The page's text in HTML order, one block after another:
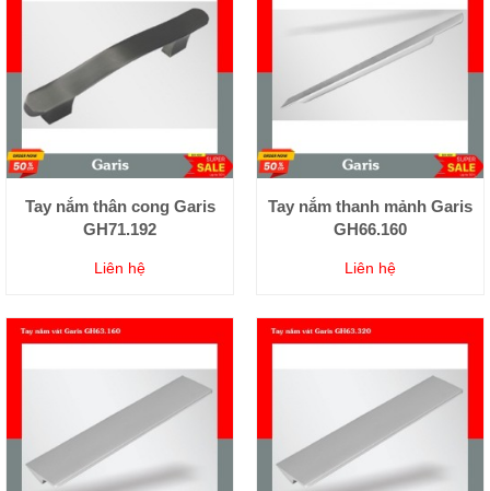
Tay nắm thân cong Garis
GH71.192
Liên hệ
Tay nắm thanh mảnh Garis
GH66.160
Liên hệ